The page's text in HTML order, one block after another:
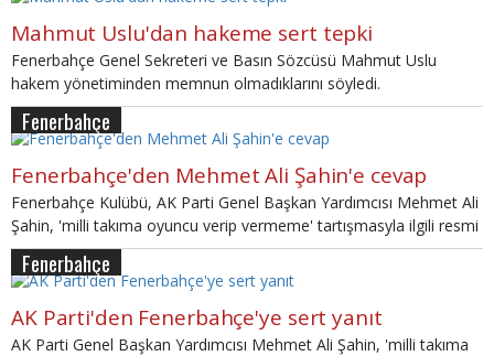
Mahmut Uslu'dan hakeme sert tepki
Fenerbahçe Genel Sekreteri ve Basın Sözcüsü Mahmut Uslu
hakem yönetiminden memnun olmadıklarını söyledi.
Fenerbahçe
Fenerbahçe'den Mehmet Ali Şahin'e cevap
Fenerbahçe Kulübü, AK Parti Genel Başkan Yardımcısı Mehmet Ali
Şahin, 'milli takıma oyuncu verip vermeme' tartışmasyla ilgili resmi
açıklama yaptı.
Fenerbahçe
AK Parti'den Fenerbahçe'ye sert yanıt
AK Parti Genel Başkan Yardımcısı Mehmet Ali Şahin, 'milli takıma